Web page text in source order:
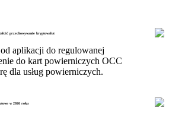
przechowywanie kryptowalut
aplikacji do regulowanej
do kart powierniczych OCC
dla usług powierniczych.
w 2026 roku